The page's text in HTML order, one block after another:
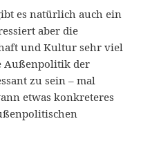
es natürlich auch ein
aber die
und Kultur sehr viel
Außenpolitik der
zu sein – mal
etwas konkreteres